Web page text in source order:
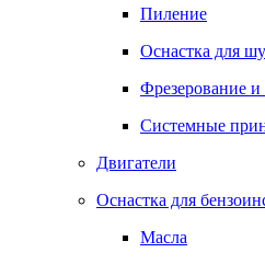
Пиление
Оснастка для
Фрезерование и
Системные
Двигатели
Оснастка для
Масла